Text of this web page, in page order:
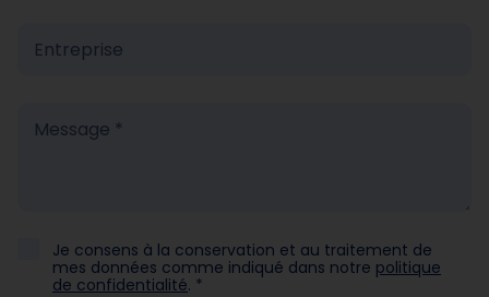
Je consens à la conservation et au traitement de
mes données comme indiqué dans notre politique
de confidentialité. *